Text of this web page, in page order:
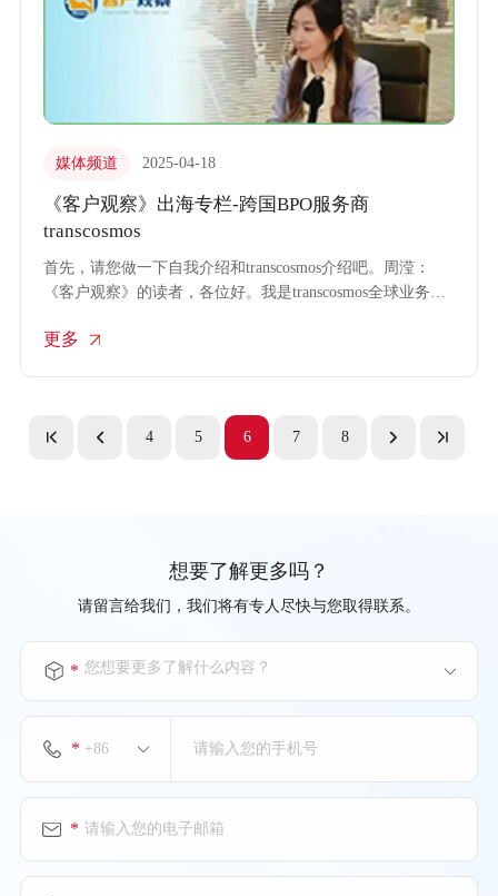
媒体频道 2025-04-18
《客户观察》出海专栏-跨国BPO服务商
transcosmos
首先，请您做一下自我介绍和transcosmos介绍吧。周滢：
《客户观察》的读者，各位好。我是transcosmos全球业务拓
更多
4 5 6 7 8
想要了解更多吗？
请留言给我们，我们将有专人尽快与您取得联系。
您想要更多了解什么内容？
*
*
*